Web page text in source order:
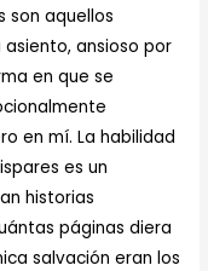
son aquellos
ansioso por
en que se
en mí. La habilidad
es un
historias
páginas diera
salvación eran los